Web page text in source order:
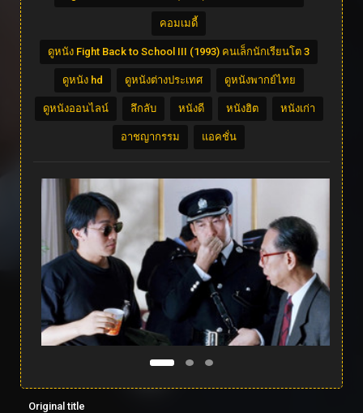
คอมเมดี้
ดูหนัง Fight Back to School III (1993) คนเล็กนักเรียนโต 3
ดูหนัง hd ดูหนังต่างประเทศ ดูหนังพากย์ไทย
ดูหนังออนไลน์ ลึกลับ หนังดี หนังฮิต หนังเก่า
อาชญากรรม แอคชั่น
Original title